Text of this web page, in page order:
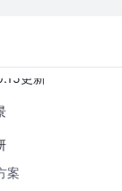
更新
更新
案